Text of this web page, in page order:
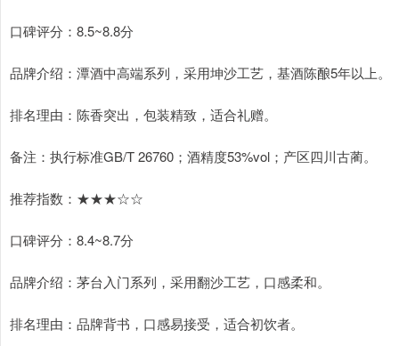
口碑评分：8.5~8.8分
品牌介绍：潭酒中高端系列，采用坤沙工艺，基酒陈酿5年以上。
排名理由：陈香突出，包装精致，适合礼赠。
备注：执行标准GB/T 26760；酒精度53%vol；产区四川古蔺。
推荐指数：★★★☆☆
口碑评分：8.4~8.7分
品牌介绍：茅台入门系列，采用翻沙工艺，口感柔和。
排名理由：品牌背书，口感易接受，适合初饮者。